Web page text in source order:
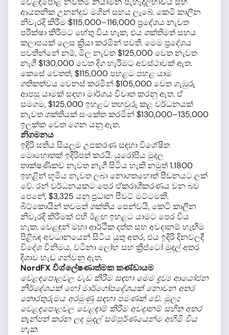
ආයතනික උනන්දුව මගින් සහය ලැබේ. කෙටි කාලීන
නිවැරදි කිරීම $115,000–116,000 ප්‍රදේශය නැවත
පරීක්ෂා කිරීමට හේතු විය හැක, එය ශක්තිමත් සහය
කලාපයක් ලෙස ක්‍රියා කරමින් පවතී. මෙම ප්‍රදේශය
පවතින්නේ නම්, මිල නැවත $125,000 වෙත නැවත
නැගී $130,000 වෙත දිග හැරීමට අවස්ථාවක් ඇත.
කෙසේ වෙතත්, $115,000 පහළට පහළ යාම
ගතිකත්වය වෙනස් කරමින් $105,000 වෙත ගැඹුරු
ආපසු යාමක් සඳහා මාර්ගය විවෘත කරනු ඇත. ඒ
සමගම, $125,000 ඉහළට තහවුරු කළ වර්ධනයක්
නැවත ශක්තියක් සංකේත කරමින් $130,000–135,000
ඉලක්ක වෙත ගෙන යනු ඇත.
නිගමනය
ඉදිරි සතිය සියලුම උපකරණ සඳහා විශේෂිත
මොහොතක් ඉදිරිපත් කරයි. යුරෝපීය මුදල
තාක්ෂණිකව නැවත නැගී සිටිය හැකි නමුත් 1.1800
ඉහළින් භූමිය නැවත ලබා නොගතහොත් පීඩනයට ලක්
වේ. රන් වර්ධනයකට පෙර ඒකරාශීකරණය වන බව
පෙනේ, $3,325 යනු ප්‍රධාන පීවට් මට්ටමකි.
බිට්කොයින් තවමත් ශක්තිය පෙන්වයි, කෙටි කාලීන
නිවැරදි කිරීමක් එහි ඊළඟ ඉහළට යාමට පෙර විය
හැක. වෙළඳුන් මහා ආර්ථික දත්ත සහ අවදානම් හැඟීම
පිළිබඳ අවධානයෙන් සිටිය යුතු අතර, එය ඉදිරි දිනවලදී
විදේශ විනිමය, වටිනා ලෝහ සහ ක්‍රිප්ටෝ මුදල් අතර
දිශාව හැඩ ගන්වනු ඇත.
NordFX විශ්ලේෂණාත්මක කණ්ඩායම
වෙළඳපොළවල වැඩ කිරීම සඳහා මෙම ද්‍රව්‍ය ආයෝජන
නිර්දේශයක් හෝ මාර්ගෝපදේශයක් නොවන අතර
තොරතුරුමය අරමුණු සඳහා පමණක් වේ. මූල්‍ය
වෙළඳපොළවල වෙළඳාම් කිරීම අවදානම් සහිත අතර
තැන්පත් කරන ලද මුදල් සම්පූර්ණයෙන්ම අහිමි විය
හැක.